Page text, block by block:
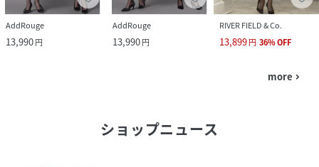
AddRouge
13,990円
AddRouge
13,990円
RIVER FIELD & Co.
13,899円 36%OFF
more navigate_next
ショップニュース